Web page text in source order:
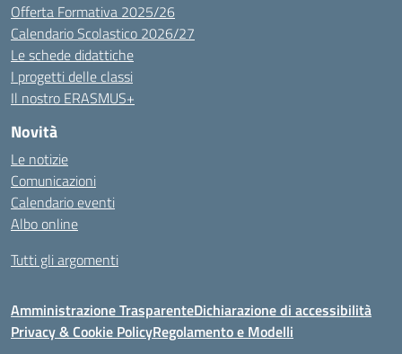
Offerta Formativa 2025/26
Calendario Scolastico 2026/27
Le schede didattiche
I progetti delle classi
Il nostro ERASMUS+
Novità
Le notizie
Comunicazioni
Calendario eventi
Albo online
Tutti gli argomenti
Amministrazione TrasparenteDichiarazione di accessibilità
Privacy & Cookie PolicyRegolamento e Modelli